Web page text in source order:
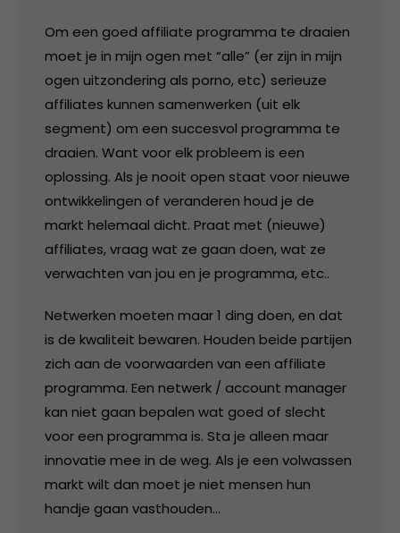
Om een goed affiliate programma te draaien
moet je in mijn ogen met “alle” (er zijn in mijn
ogen uitzondering als porno, etc) serieuze
affiliates kunnen samenwerken (uit elk
segment) om een succesvol programma te
draaien. Want voor elk probleem is een
oplossing. Als je nooit open staat voor nieuwe
ontwikkelingen of veranderen houd je de
markt helemaal dicht. Praat met (nieuwe)
affiliates, vraag wat ze gaan doen, wat ze
verwachten van jou en je programma, etc..
Netwerken moeten maar 1 ding doen, en dat
is de kwaliteit bewaren. Houden beide partijen
zich aan de voorwaarden van een affiliate
programma. Een netwerk / account manager
kan niet gaan bepalen wat goed of slecht
voor een programma is. Sta je alleen maar
innovatie mee in de weg. Als je een volwassen
markt wilt dan moet je niet mensen hun
handje gaan vasthouden…